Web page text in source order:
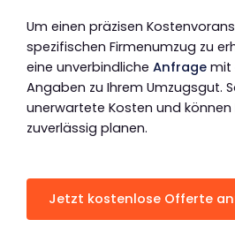
Um einen präzisen
spezifischen Firmenumzug zu
eine unverbindliche Anfrage mit
Angaben zu Ihrem Umzugsgut.
unerwartete Kosten und können
zuverlässig planen.
Jetzt kostenlose Offerte